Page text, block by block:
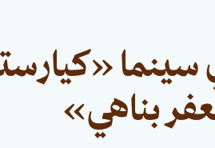
سينما
بناهي»